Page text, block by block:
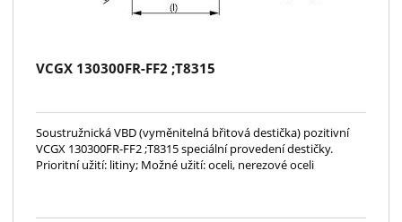
VCGX 130300FR-FF2 ;T8315
Soustružnická VBD (vyměnitelná břitová destička) pozitivní
VCGX 130300FR-FF2 ;T8315 speciální provedení destičky.
Prioritní užití: litiny; Možné užití: oceli, nerezové oceli